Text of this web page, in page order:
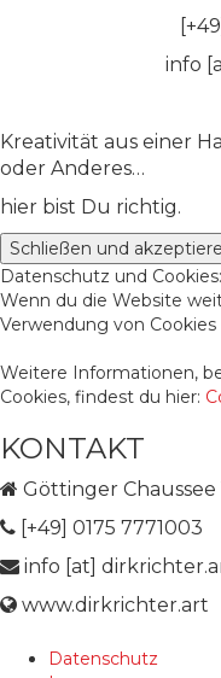
info
Kreativität aus einer
oder Anderes…
hier bist Du richtig.
Datenschutz und
Wenn du die Website
Verwendung von Cookies
Weitere Informationen,
Cookies, findest du hier:
KONTAKT
Göttinger Chaussee
[+49] 0175 7771003
info [at]
www.dirkrichter.art
Datenschutz